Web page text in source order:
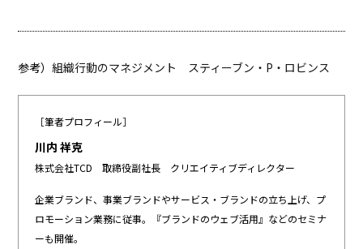
参考）組織行動のマネジメント スティーブン・P・ロビンス
［筆者プロフィール］
川内 祥克
株式会社TCD 取締役副社長 クリエイティブディレクター
企業ブランド、事業ブランドやサービス・ブランドの立ち上げ、プ
ロモーション業務に従事。『ブランドのウェブ活用』などのセミナ
ーも開催。